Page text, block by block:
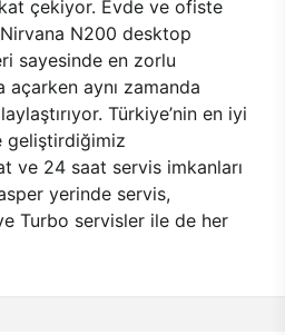
çekiyor. Evde ve ofiste
N200 desktop
sayesinde en zorlu
açarken aynı zamanda
Türkiye’nin en iyi
geliştirdiğimiz
ve 24 saat servis imkanları
yerinde servis,
Turbo servisler ile de her